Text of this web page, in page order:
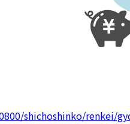
shichoshinko/renkei/